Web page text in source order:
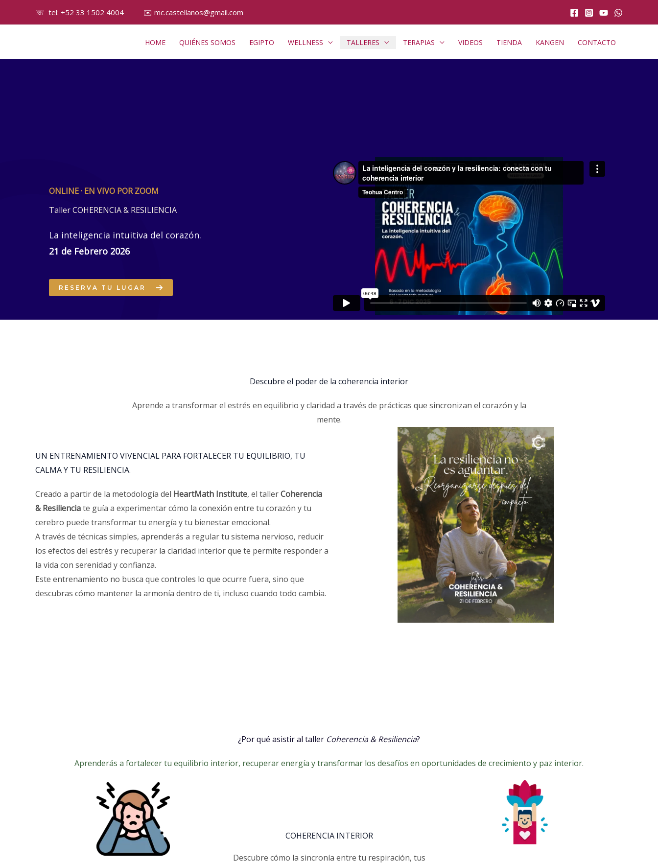
☏ tel: +52 33 1502 4004 ✉️ mc.castellanos@gmail.com
HOME QUIÉNES SOMOS EGIPTO WELLNESS TALLERES TERAPIAS VIDEOS TIENDA KANGEN CONTACTO
ONLINE · EN VIVO POR ZOOM
Taller COHERENCIA & RESILIENCIA
La inteligencia intuitiva del corazón.
21 de Febrero 2026
RESERVA TU LUGAR
Descubre el poder de la coherencia interior
Aprende a transformar el estrés en equilibrio y claridad a través de prácticas que sincronizan el corazón y la
mente.
UN ENTRENAMIENTO VIVENCIAL PARA FORTALECER TU EQUILIBRIO, TU
CALMA Y TU RESILIENCIA.
Creado a partir de la metodología del HeartMath Institute, el tallerCoherencia
& Resilienciate guía a experimentar cómo la conexión entre tu corazón y tu
cerebro puede transformar tu energía y tu bienestar emocional.
A través de técnicas simples, aprenderás a regular tu sistema nervioso, reducir
los efectos del estrés y recuperar la claridad interior que te permite responder a
la vida con serenidad y confianza.
Este entrenamiento no busca que controles lo que ocurre fuera, sino que
descubras cómo mantener la armonía dentro de ti, incluso cuando todo cambia.
¿Por qué asistir al taller Coherencia & Resiliencia?
Aprenderás a fortalecer tu equilibrio interior, recuperar energía y transformar los desafíos en oportunidades de crecimiento y paz interior.
COHERENCIA INTERIOR
Descubre cómo la sincronía entre tu respiración, tus